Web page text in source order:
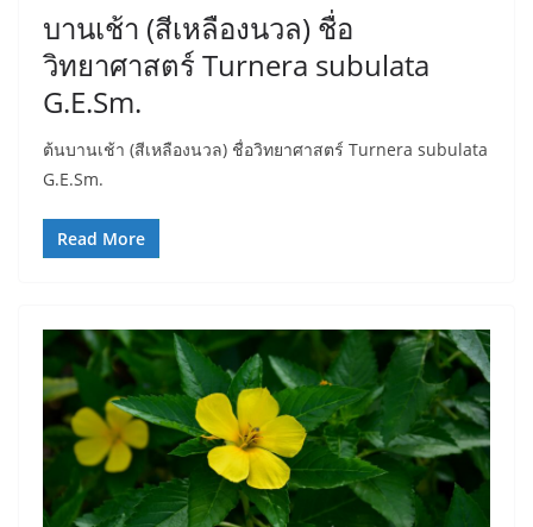
บานเช้า (สีเหลืองนวล) ชื่อ
วิทยาศาสตร์ Turnera subulata
G.E.Sm.
ต้นบานเช้า (สีเหลืองนวล) ชื่อวิทยาศาสตร์ Turnera subulata
G.E.Sm.
Read More